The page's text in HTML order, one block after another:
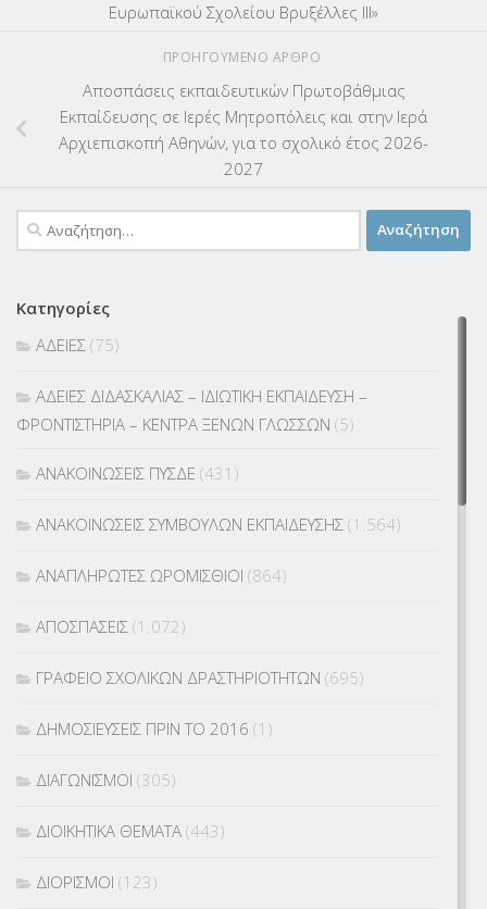
Ευρωπαϊκού Σχολείου Βρυξέλλες ΙΙΙ»
ΠΡΟΗΓΟΎΜΕΝΟ ΆΡΘΡΟ
Αποσπάσεις εκπαιδευτικών Πρωτοβάθμιας
Εκπαίδευσης σε Ιερές Μητροπόλεις και στην Ιερά
Αρχιεπισκοπή Αθηνών, για το σχολικό έτος 2026-
2027
Αναζήτηση
για:
Κατηγορίες
ΑΔΕΙΕΣ (75)
ΑΔΕΙΕΣ ΔΙΔΑΣΚΑΛΙΑΣ – ΙΔΙΩΤΙΚΗ ΕΚΠΑΙΔΕΥΣΗ –
ΦΡΟΝΤΙΣΤΗΡΙΑ – ΚΕΝΤΡΑ ΞΕΝΩΝ ΓΛΩΣΣΩΝ (5)
ΑΝΑΚΟΙΝΩΣΕΙΣ ΠΥΣΔΕ (431)
ΑΝΑΚΟΙΝΩΣΕΙΣ ΣΥΜΒΟΥΛΩΝ ΕΚΠΑΙΔΕΥΣΗΣ (1.564)
ΑΝΑΠΛΗΡΩΤΕΣ ΩΡΟΜΙΣΘΙΟΙ (864)
ΑΠΟΣΠΑΣΕΙΣ (1.072)
ΓΡΑΦΕΙΟ ΣΧΟΛΙΚΩΝ ΔΡΑΣΤΗΡΙΟΤΗΤΩΝ (695)
ΔΗΜΟΣΙΕΥΣΕΙΣ ΠΡΙΝ ΤΟ 2016 (1)
ΔΙΑΓΩΝΙΣΜΟΙ (305)
ΔΙΟΙΚΗΤΙΚΑ ΘΕΜΑΤΑ (443)
ΔΙΟΡΙΣΜΟΙ (123)